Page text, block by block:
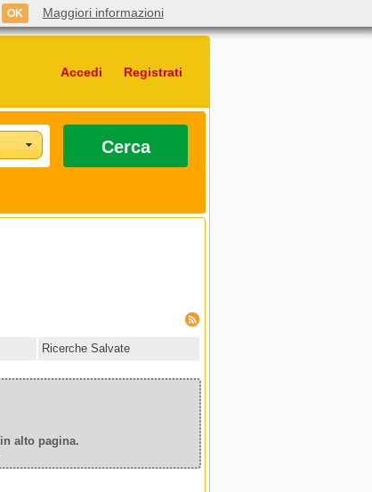
Accedi Registrati
Cerca
Ricerche Salvate
in alto pagina.
OK Maggiori informazioni